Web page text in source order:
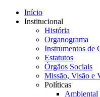
Início
Institucional
História
Organograma
Instrumentos de
Estatutos
Órgãos Sociais
Missão, Visão e
Políticas
Ambiental